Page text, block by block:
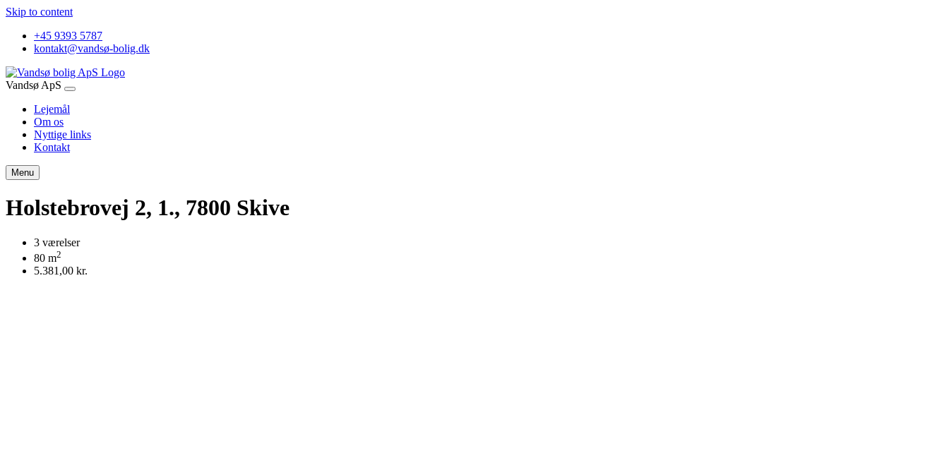
Skip to content
+45 9393 5787
kontakt@vandsø-bolig.dk
Vandsø ApS
Lejemål
Om os
Nyttige links
Kontakt
Menu
Holstebrovej 2, 1., 7800 Skive
3 værelser
80 m2
5.381,00 kr.